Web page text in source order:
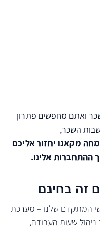
ואתם מחפשים פתרון
השכר,
מקאנו יחזור אליכם
אלינו.
זה בחינם
המתקדם שלנו – מערכת
שעות העבודה,